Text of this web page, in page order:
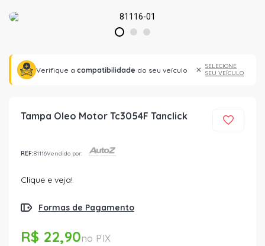
1 2 3
Verifique a compatibilidade do seu veículo
SELECIONE
SEU VEÍCULO
Tampa Oleo Motor Tc3054F Tanclick
REF:81116Vendido por:
Clique e veja!
Formas de Pagamento
R$ 22,90